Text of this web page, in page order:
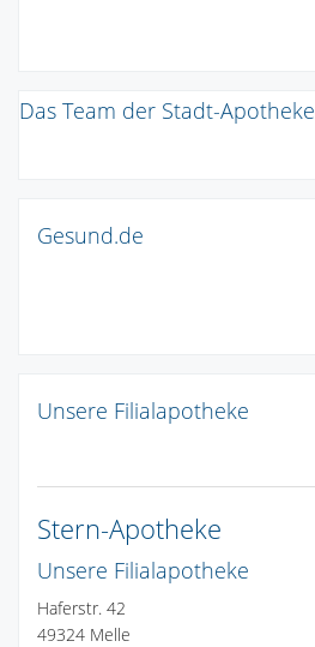
Das Team der Stadt-Apotheke
Gesund.de
Unsere Filialapotheke
Stern-Apotheke
Unsere Filialapotheke
Haferstr. 42
49324 Melle